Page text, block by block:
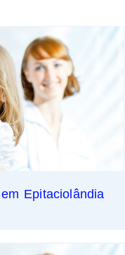
Epitaciolândia